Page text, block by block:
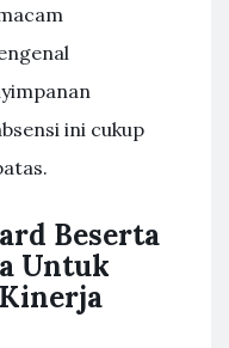
ini cukup
Beserta
Untuk